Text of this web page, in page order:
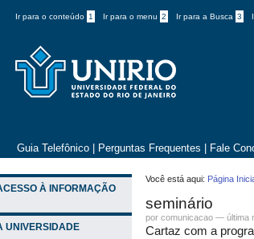
Ir para o conteúdo 1 Ir para o menu 2 Ir para a Busca 3
Guia Telefônico Perguntas Frequentes Fale
À INFORMAÇÃO
UNIVERSIDADE
Você está aqui: Página
seminário
por comunicacao —última
Cartaz com a